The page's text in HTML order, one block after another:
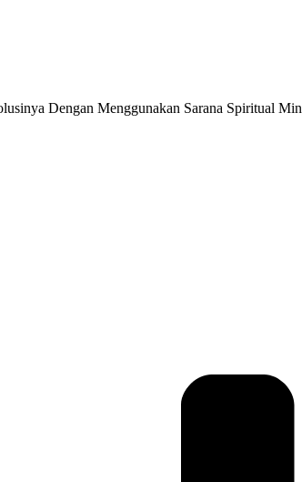
Dengan Menggunakan Sarana Spiritual